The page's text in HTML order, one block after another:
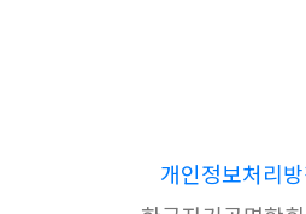
개인정보처리